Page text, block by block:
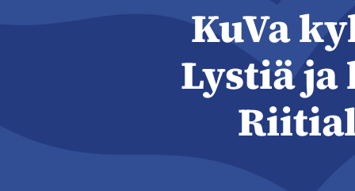
KuVa
Lystiä